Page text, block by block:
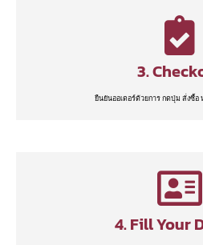
3.
ยืนยันออเดอร์ด้วยการ กดปุ่ม สั่งซื้อ
4. Fill Your